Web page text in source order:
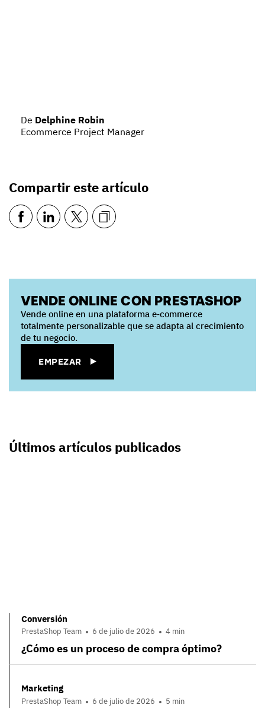
De Delphine Robin
Ecommerce Project Manager
Compartir este artículo
VENDE ONLINE CON PRESTASHOP
Vende online en una plataforma e‑commerce
totalmente personalizable que se adapta al crecimiento
de tu negocio.
EMPEZAR
Últimos artículos publicados
Conversión
PrestaShop Team 6 de julio de 2026 4 min
¿Cómo es un proceso de compra óptimo?
Marketing
PrestaShop Team 6 de julio de 2026 5 min